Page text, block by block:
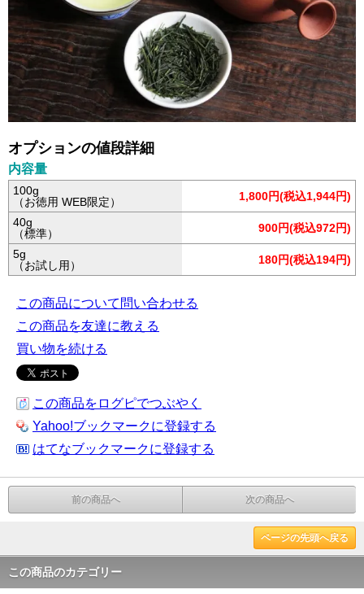
オプションの値段詳細
内容量
100g
（お徳用 WEB限定）
1,800円(税込1,944円)
40g
（標準）
900円(税込972円)
5g
（お試し用）
180円(税込194円)
この商品について問い合わせる
この商品を友達に教える
買い物を続ける
この商品をログピでつぶやく
Yahoo!ブックマークに登録する
はてなブックマークに登録する
前の商品へ 次の商品へ
ページの先頭へ戻る
この商品のカテゴリー